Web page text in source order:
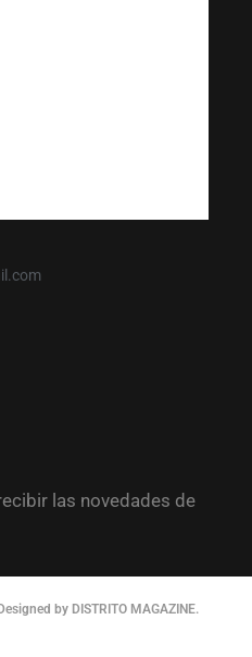
las novedades de
by DISTRITO MAGAZINE.